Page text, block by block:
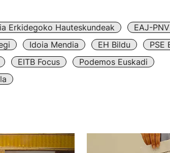
Erkidegoko Hauteskundeak
EAJ-PNV
Idoia Mendia EH Bildu
PSE
EITB Focus
Podemos Euskadi